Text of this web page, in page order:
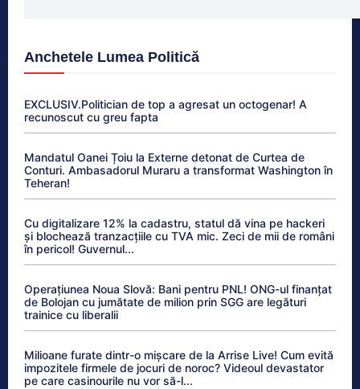
Anchetele Lumea Politică
EXCLUSIV.Politician de top a agresat un octogenar! A
recunoscut cu greu fapta
Mandatul Oanei Țoiu la Externe detonat de Curtea de
Conturi. Ambasadorul Muraru a transformat Washington în
Teheran!
Cu digitalizare 12% la cadastru, statul dă vina pe hackeri
și blochează tranzacțiile cu TVA mic. Zeci de mii de români
în pericol! Guvernul...
Operațiunea Noua Slovă: Bani pentru PNL! ONG-ul finanțat
de Bolojan cu jumătate de milion prin SGG are legături
trainice cu liberalii
Milioane furate dintr-o mișcare de la Arrise Live! Cum evită
impozitele firmele de jocuri de noroc? Videoul devastator
pe care casinourile nu vor să-l...